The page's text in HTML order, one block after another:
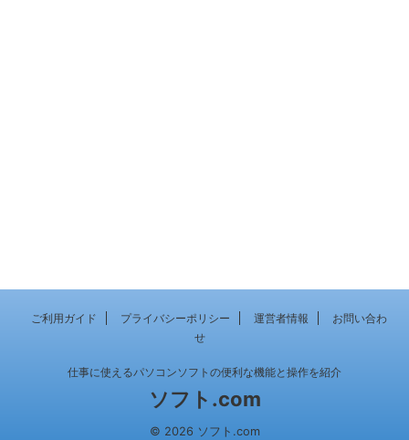
ご利用ガイド プライバシーポリシー 運営者情報
お問い合わ
せ
仕事に使えるパソコンソフトの便利な機能と操作を紹介
ソフト.com
© 2026 ソフト.com